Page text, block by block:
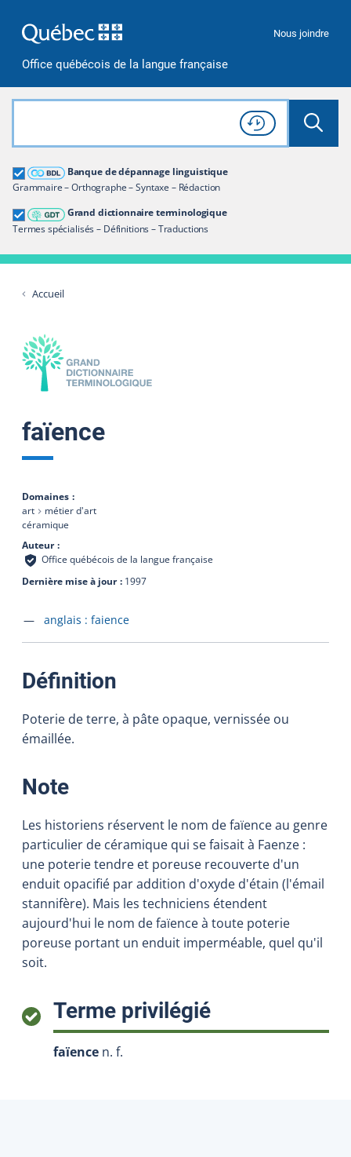
Office québécois de la langue française
Nous joindre
Rechercher dans tout le site
Lancer
Consulter l'
Historique
de recherche
Banque de dépannage linguistique
Grammaire – Orthographe – Syntaxe – Rédaction
Grand dictionnaire terminologique
Termes spécialisés – Définitions – Traductions
Grand dictionnaire terminologique
Restreindre aux termes
Accueil
faïence
Domaines
art
métier d'art
céramique
Auteur
Office québécois de la langue française
Dernière mise à jour
1997
Accéder à la fiche en
anglais : faience
Définition
Poterie de terre, à pâte opaque, vernissée ou
émaillée.
Note:
Les historiens réservent le nom de faïence au genre
particulier de céramique qui se faisait à Faenze :
une poterie tendre et poreuse recouverte d'un
enduit opacifié par addition d'oxyde d'étain (l'émail
stannifère). Mais les techniciens étendent
aujourd'hui le nom de faïence à toute poterie
poreuse portant un enduit imperméable, quel qu'il
soit.
Terme privilégié:
faïence n. f.